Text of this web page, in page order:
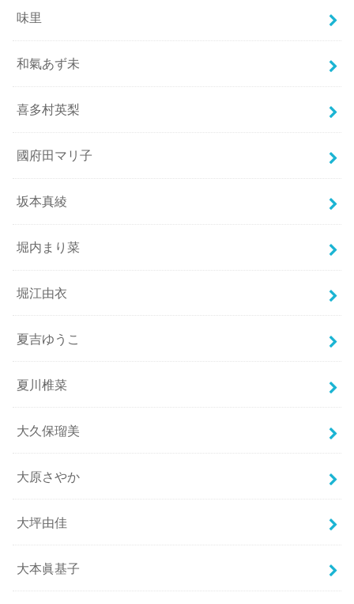
味里
和氣あず未
喜多村英梨
國府田マリ子
坂本真綾
堀内まり菜
堀江由衣
夏吉ゆうこ
夏川椎菜
大久保瑠美
大原さやか
大坪由佳
大本眞基子